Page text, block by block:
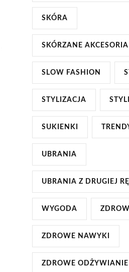
SKÓRA
SKÓRZANE AKCESORIA
SLOW FASHION
STYLIZACJA
SUKIENKI
UBRANIA
UBRANIA Z DRUGIEJ
WYGODA
ZDROWE NAWYKI
ZDROWE ODŻYWIANIE